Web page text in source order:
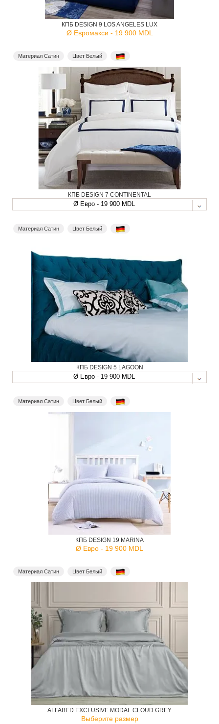
КПБ DESIGN 9 LOS ANGELES LUX
Ø Евромакси - 19 900 MDL
Материал Сатин Цвет Белый
КПБ DESIGN 7 CONTINENTAL
Ø Евро - 19 900 MDL
Материал Сатин Цвет Белый
КПБ DESIGN 5 LAGOON
Ø Евро - 19 900 MDL
Материал Сатин Цвет Белый
КПБ DESIGN 19 MARINA
Ø Евро - 19 900 MDL
Материал Сатин Цвет Белый
ALFABED EXCLUSIVE MODAL CLOUD GREY
Выберите размер